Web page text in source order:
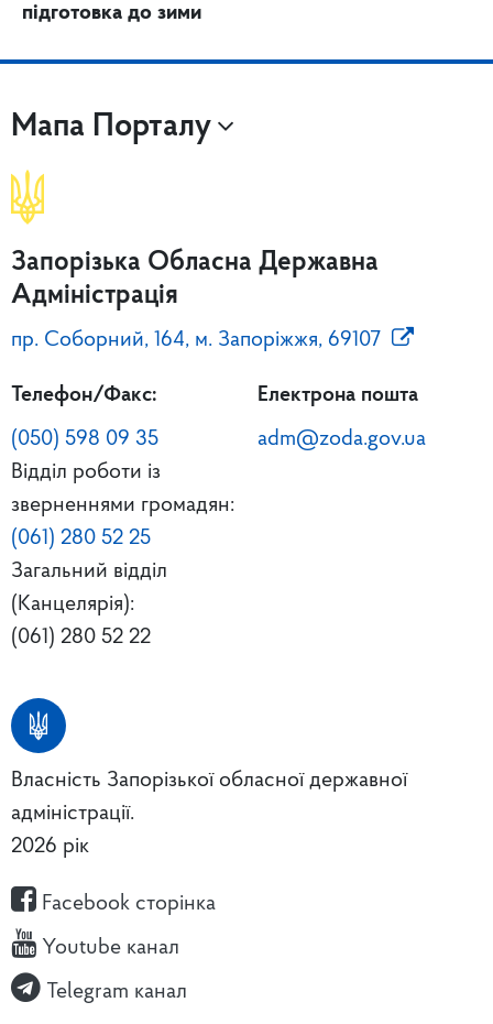
підготовка до зими
Мапа Порталу
Запорізька Обласна Державна
Адміністрація
пр. Соборний, 164, м. Запоріжжя, 69107
Телефон/Факс:
(050) 598 09 35
Відділ роботи із
зверненнями громадян:
(061) 280 52 25
Загальний відділ
(Канцелярія):
(061) 280 52 22
Електрона пошта
adm@zoda.gov.ua
Власність Запорізької обласної державної
адміністрації.
2026 рік
Facebook сторінка
Youtube канал
Telegram канал